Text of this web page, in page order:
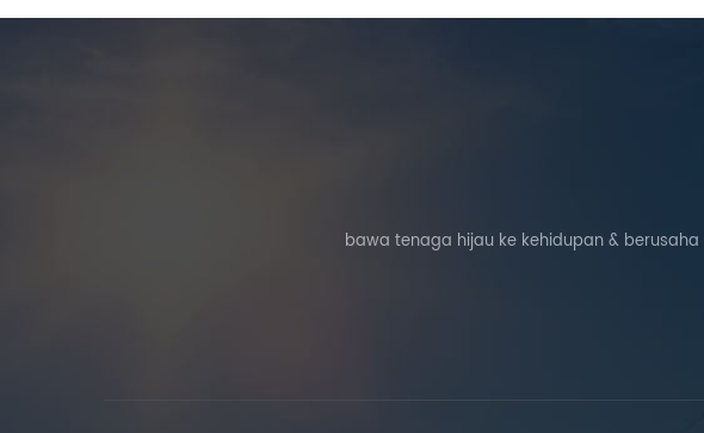
bawa tenaga hijau ke kehidupan &